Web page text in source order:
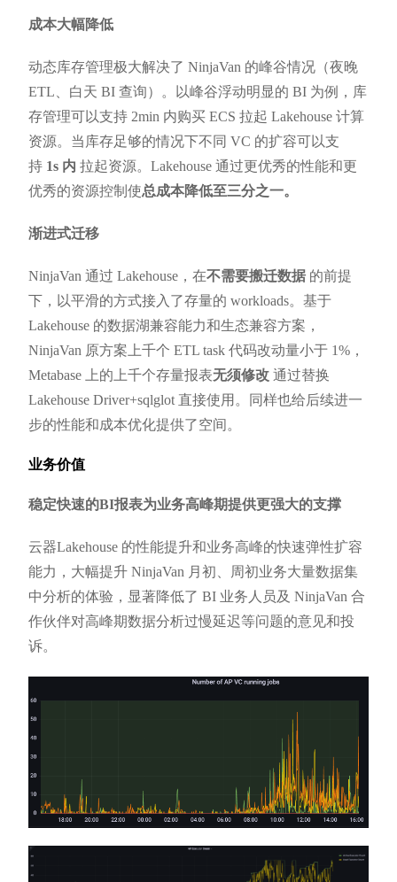
成本大幅降低
动态库存管理极大解决了 NinjaVan 的峰谷情况（夜晚
ETL、白天 BI 查询）。以峰谷浮动明显的 BI 为例，库
存管理可以支持 2min 内购买 ECS 拉起 Lakehouse 计算
资源。当库存足够的情况下不同 VC 的扩容可以支
持 1s 内 拉起资源。Lakehouse 通过更优秀的性能和更
优秀的资源控制使总成本降低至三分之一。
渐进式迁移
NinjaVan 通过 Lakehouse，在不需要搬迁数据 的前提
下，以平滑的方式接入了存量的 workloads。基于
Lakehouse 的数据湖兼容能力和生态兼容方案，
NinjaVan 原方案上千个 ETL task 代码改动量小于 1%，
Metabase 上的上千个存量报表无须修改 通过替换
Lakehouse Driver+sqlglot 直接使用。同样也给后续进一
步的性能和成本优化提供了空间。
业务价值
稳定快速的BI报表为业务高峰期提供更强大的支撑
云器Lakehouse 的性能提升和业务高峰的快速弹性扩容
能力，大幅提升 NinjaVan 月初、周初业务大量数据集
中分析的体验，显著降低了 BI 业务人员及 NinjaVan 合
作伙伴对高峰期数据分析过慢延迟等问题的意见和投
诉。